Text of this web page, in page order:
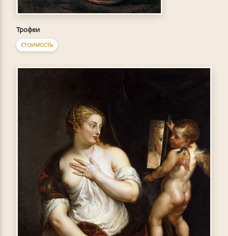
Трофеи
СТОИМОСТЬ